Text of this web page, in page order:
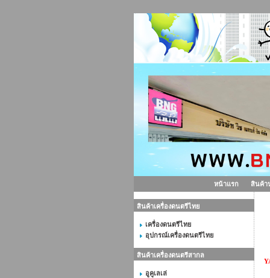
หน้าแรก สินค้า
สินค้าเครื่องดนตรีไทย
เครื่องดนตรีไทย
อุปกรณ์เครื่องดนตรีไทย
สินค้าเครื่องดนตรีสากล
อูคูเลเล่